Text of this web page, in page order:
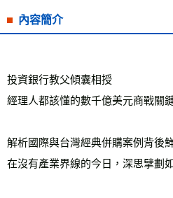
免運費
海外叢書運費
數位商品海外免運
內容簡介
投資銀行教父傾囊相授
經理人都該懂的數千億美元商戰關
解析國際與台灣經典併購案例背後
在沒有產業界線的今日，深思擘劃